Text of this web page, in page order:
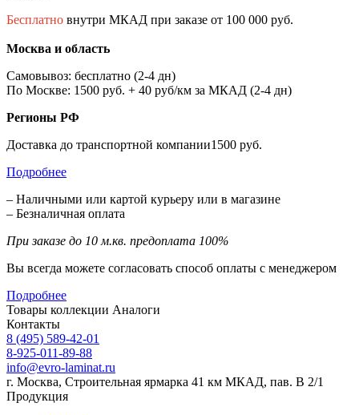
Бесплатно внутри МКАД при заказе от 100 000 руб.
Москва и область
Самовывоз: бесплатно (2-4 дн)
По Москве: 1500 руб. + 40 руб/км за МКАД (2-4 дн)
Регионы РФ
Доставка до транспортной компании1500 руб.
Подробнее
– Наличными или картой курьеру или в магазине
– Безналичная оплата
При заказе до 10 м.кв. предоплата 100%
Вы всегда можете согласовать способ оплаты с менеджером
Подробнее
Товары коллекции Аналоги
Контакты
8 (495) 589-42-01
8-925-011-89-88
info@evro-laminat.ru
г. Москва, Строительная ярмарка 41 км МКАД, пав. В 2/1
Продукция